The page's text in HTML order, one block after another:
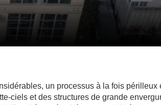
un processus à la fois périlleux
ciels et des structures de grande